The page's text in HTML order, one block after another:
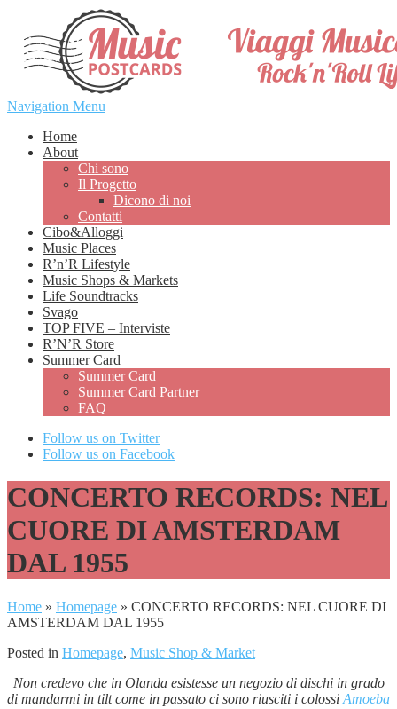
Navigation Menu
Home
About
Chi sono
Il Progetto
Dicono di noi
Contatti
Cibo&Alloggi
Music Places
R’n’R Lifestyle
Music Shops & Markets
Life Soundtracks
Svago
TOP FIVE – Interviste
R’N’R Store
Summer Card
Summer Card
Summer Card Partner
FAQ
Follow us on Twitter
Follow us on Facebook
CONCERTO RECORDS: NEL
CUORE DI AMSTERDAM
DAL 1955
Home » Homepage » CONCERTO RECORDS: NEL CUORE DI
AMSTERDAM DAL 1955
Posted in Homepage, Music Shop & Market
Non credevo che in Olanda esistesse un negozio di dischi in grado
di mandarmi in tilt come in passato ci sono riusciti i colossi Amoeba